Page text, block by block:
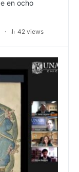
en ocho
42 views